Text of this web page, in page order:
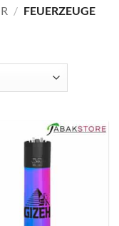
/ FEUERZEUGE